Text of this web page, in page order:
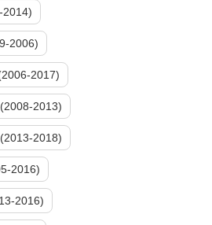
2014)
2006)
2017)
2013)
2018)
2016)
2016)